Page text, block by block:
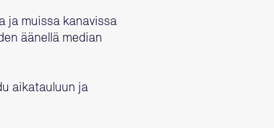
ja muissa kanavissa
äänellä median
aikatauluun ja